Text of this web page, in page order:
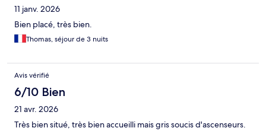
11 janv. 2026
Bien placé, très bien.
Thomas, séjour de 3 nuits
Avis vérifié
6/10 Bien
21 avr. 2026
Très bien situé, très bien accueilli mais gris soucis d'ascenseurs.